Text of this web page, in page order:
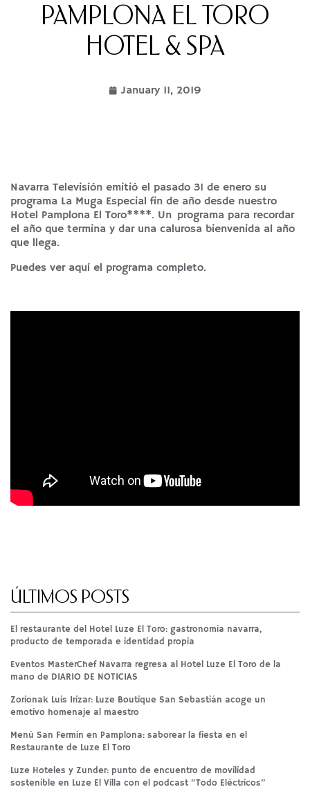
PAMPLONA EL TORO
HOTEL & SPA
January 11, 2019
Navarra Televisión emitió el pasado 31 de enero su
programa La Muga Especial fin de año desde nuestro
Hotel Pamplona El Toro****. Un programa para recordar
el año que termina y dar una calurosa bienvenida al año
que llega.
Puedes ver aquí el programa completo.
ÚLTIMOS POSTS
El restaurante del Hotel Luze El Toro: gastronomía navarra,
producto de temporada e identidad propia
Eventos MasterChef Navarra regresa al Hotel Luze El Toro de la
mano de DIARIO DE NOTICIAS
Zorionak Luis Irizar: Luze Boutique San Sebastián acoge un
emotivo homenaje al maestro
Menú San Fermín en Pamplona: saborear la fiesta en el
Restaurante de Luze El Toro
Luze Hoteles y Zunder: punto de encuentro de movilidad
sostenible en Luze El Villa con el podcast “Todo Eléctricos”